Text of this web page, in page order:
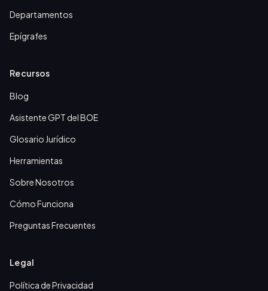
Departamentos
Epígrafes
Recursos
Blog
Asistente GPT del BOE
Glosario Jurídico
Herramientas
Sobre Nosotros
Cómo Funciona
Preguntas Frecuentes
Legal
Política de Privacidad